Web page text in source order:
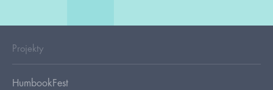
Projekty
HumbookFest